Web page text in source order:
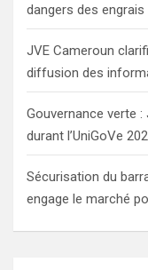
dangers des
JVE Cameroun
diffusion des
Gouvernance verte
durant l’UniGoVe
Sécurisation du
engage le marché